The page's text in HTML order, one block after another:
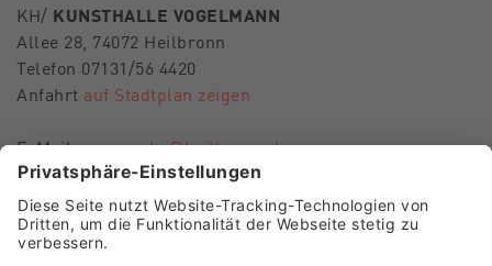
KH/ KUNSTHALLE VOGELMANN
Allee 28, 74072 Heilbronn
Telefon 07131/56 4420
Anfahrt auf Stadtplan zeigen
E-Mailmuseen-hn@heilbronn.de